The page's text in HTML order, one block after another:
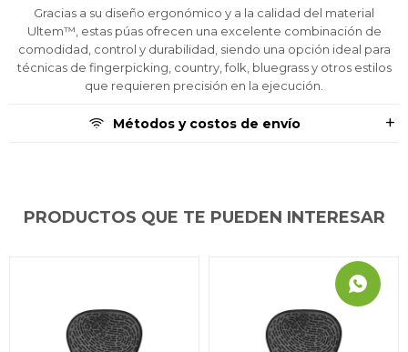
Gracias a su diseño ergonómico y a la calidad del material
Ultem™, estas púas ofrecen una excelente combinación de
comodidad, control y durabilidad, siendo una opción ideal para
técnicas de fingerpicking, country, folk, bluegrass y otros estilos
que requieren precisión en la ejecución.
Métodos y costos de envío
PRODUCTOS QUE TE PUEDEN INTERESAR